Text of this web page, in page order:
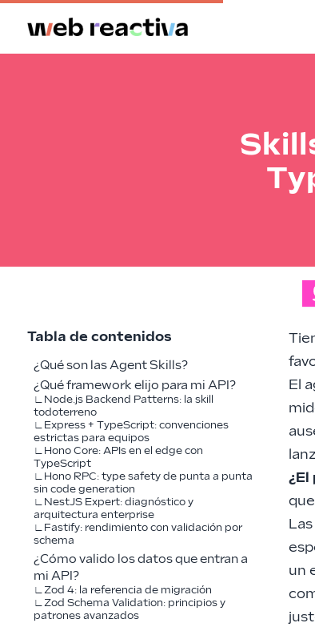
Tabla de contenidos
¿Qué son las Agent Skills?
¿Qué framework elijo para mi API?
Node.js Backend Patterns: la skill
todoterreno
Express + TypeScript: convenciones
estrictas para equipos
Hono Core: APIs en el edge con
TypeScript
Hono RPC: type safety de punta a punta
sin code generation
NestJS Expert: diagnóstico y
arquitectura enterprise
Fastify: rendimiento con validación por
schema
¿Cómo valido los datos que entran a
mi API?
Zod 4: la referencia de migración
Zod Schema Validation: principios y
patrones avanzados
El
¿El
un